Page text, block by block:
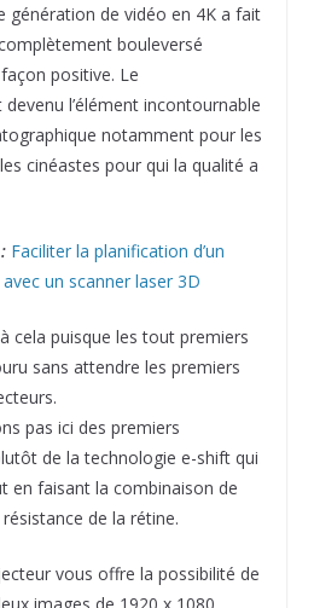
génération de vidéo en 4K a fait
bouleversé
positive. Le
l’élément incontournable
notamment pour les
cinéastes pour qui la qualité a
Faciliter la planification d’un
un scanner laser 3D
à cela puisque les tout premiers
sans attendre les premiers
pas ici des premiers
de la technologie e-shift qui
en faisant la combinaison de
de la rétine.
vous offre la possibilité de